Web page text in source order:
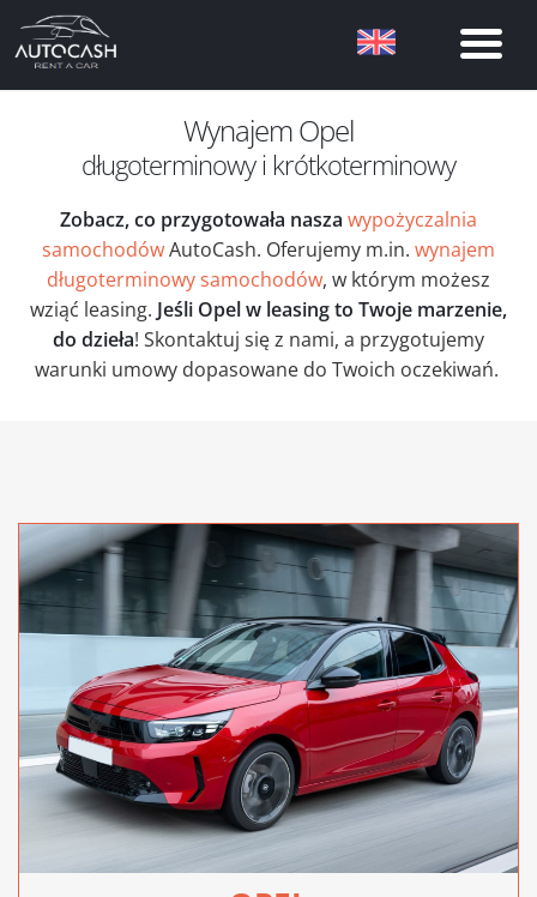
Wynajem Opel
długoterminowy i krótkoterminowy
Zobacz, co przygotowała nasza wypożyczalnia
samochodówAutoCash. Oferujemy m.in. wynajem
długoterminowy samochodów, w którym możesz
wziąć leasing. Jeśli Opel w leasing to Twoje marzenie,
do dzieła! Skontaktuj się z nami, a przygotujemy
warunki umowy dopasowane do Twoich oczekiwań.